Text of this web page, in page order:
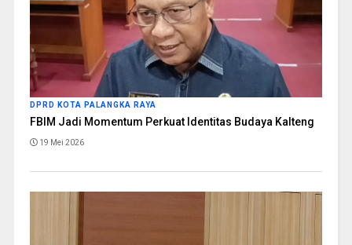
DPRD KOTA PALANGKA RAYA
FBIM Jadi Momentum Perkuat Identitas Budaya Kalteng
19 Mei 2026